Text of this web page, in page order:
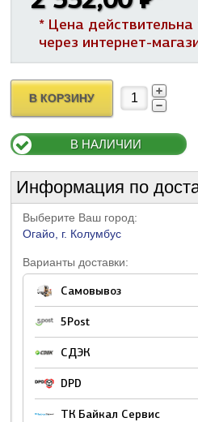
* Цена действительна
через интернет-
В КОРЗИНУ
В НАЛИЧИИ
Информация по
Выберите Ваш город:
Огайо, г. Колумбус
Варианты доставки:
Самовывоз
5Post
СДЭК
DPD
ТК Байкал Сервис